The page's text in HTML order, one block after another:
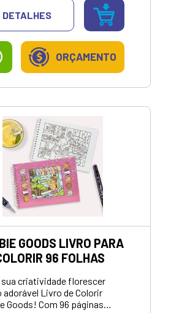
as seleções
cromos especiais e
detalhes para você
de pertinho a disputa
da FIFAWorldCup2026™!
do Mundial de 2026, que
entre junho e julho no
DETALHES
ORÇAMENTO
GOODS LIVRO PARA
96 FOLHAS
sua criatividade florescer
adorável Livro de Colorir
Goods! Com 96 páginas